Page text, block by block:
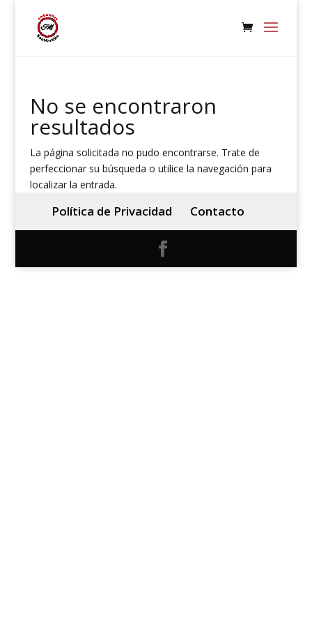
No se encontraron
resultados
La página solicitada no pudo encontrarse. Trate de
perfeccionar su búsqueda o utilice la navegación para
localizar la entrada.
Política de Privacidad Contacto